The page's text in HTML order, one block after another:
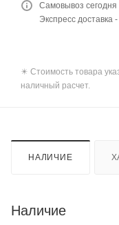
Самовывоз сегодня
Экспресс доставка
✴️ Стоимость товара
наличный расчет.
НАЛИЧИЕ
Наличие